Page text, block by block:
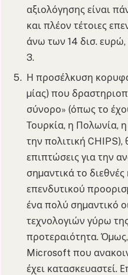
αξιολόγησης είναι
και πλέον τέτοιες
άνω των 14 δισ.
3.
Η προσέλκυση
µίας) που
σύνορο» (όπως το
Τουρκία, η Πολωνία,
την πολιτική CHIPS),
επιπτώσεις για την
σηµαντικά το
επενδυτικού
ένα πολύ σηµαντικό
τεχνολογιών γύρω
προτεραιότητα.
Microsoft που
έχει κατασκευαστεί.